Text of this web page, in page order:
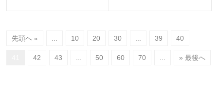
先頭へ « 10 20 30 39 40
42 43 50 60 70 » 最後へ